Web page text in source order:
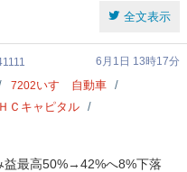
全文表示
6月1日 13時17分
7202いすゞ自動車
Ｃキャピタル
益最高50%→42%へ8%下落